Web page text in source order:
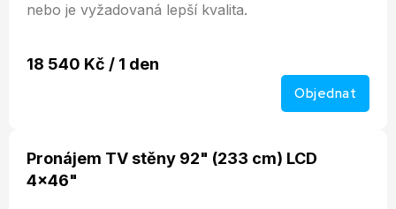
nebo je vyžadovaná lepší kvalita.
18 540 Kč / 1 den
Objednat
Pronájem TV stěny 92" (233 cm) LCD
4x46"